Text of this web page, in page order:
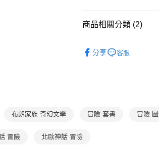
醒簡訊。
用，由本公司與您本人進
【「AFTEE先享後付」結帳
１．於結帳方式選擇「
３．收到繳費通知簡訊後
是否繳費成功／繳費後需
付客戶支援中心」
https://
每筆NT$70，滿
離島宅配（澎湖、金門
商品相關分類 (2)
分享 客服
布朗家族 奇幻文學 冒險 套書 冒險
冒險 北歐神話 冒險